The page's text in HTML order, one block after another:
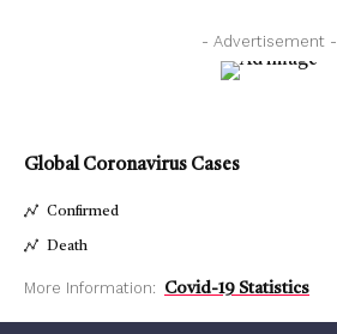
- Advertisement -
Global Coronavirus Cases
Confirmed
Death
More Information: Covid-19 Statistics